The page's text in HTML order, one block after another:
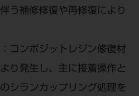
う補修修復や再修復により
：コンポジットレジン修復材
り発生し、主に接着操作と
シランカップリング処理を